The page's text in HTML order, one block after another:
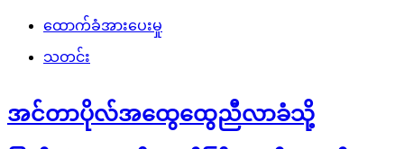
ထောက်ခံအားပေးမှု
သတင်း
အင်တာပိုလ်အထွေထွေညီလာခံသို့